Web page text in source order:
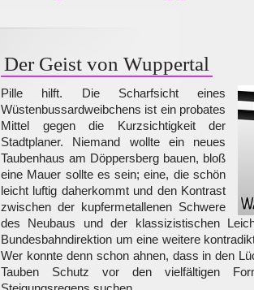
Der Geist von Wuppertal
Pille hilft. Die Scharfsicht eines
Wüstenbussardweibchens ist ein probates
Mittel gegen die Kurzsichtigkeit der
Stadtplaner. Niemand wollte ein neues
Taubenhaus am Döppersberg bauen, bloß
eine Mauer sollte es sein; eine, die schön
leicht luftig daherkommt und den Kontrast
zwischen der kupfermetallenen Schwere
des Neubaus und der klassizistischen
Bundesbahndirektion um eine weitere
Wer konnte denn schon ahnen, dass in den
Tauben Schutz vor den vielfältigen